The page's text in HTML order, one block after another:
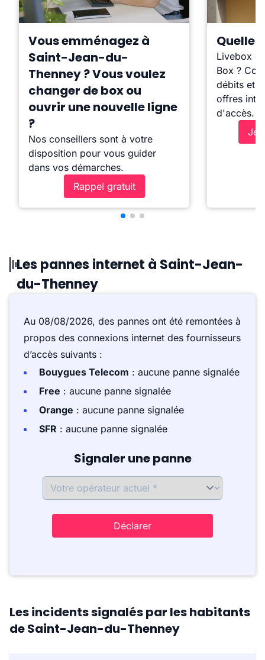
Vous emménagez à
Saint-Jean-du-
Thenney ? Vous voulez
changer de box ou
ouvrir une nouvelle ligne
?
Nos conseillers sont à votre
disposition pour vous guider
dans vos démarches.
Rappel gratuit
Quelle
Livebox ?
Box ?
débits et
offres
d'accès.
Je
Les pannes internet à Saint-Jean-
du-Thenney
Au 08/08/2026, des pannes ont été remontées à
propos des connexions internet des fournisseurs
d’accès suivants :
Bouygues Telecom : aucune panne signalée
Free : aucune panne signalée
Orange : aucune panne signalée
SFR : aucune panne signalée
Signaler une panne
Déclarer
Les incidents signalés par les habitants
de Saint-Jean-du-Thenney